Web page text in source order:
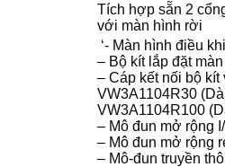
Tích hợp sẵn 2
với màn hình rời
‘- Màn hình điều
– Bộ kít lắp đặt
– Cáp kết nối bộ kít
VW3A1104R30
VW3A1104R100
– Mô đun mở rộng
– Mô đun mở rộng
– Mô-đun truyền